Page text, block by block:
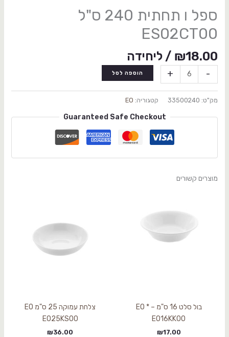
ספל ו תחתית 240 ס"ל
ES02CT00
₪18.00 / ליחידה
-
+ הוספה לסל
מק"ט: 33500240 קטגוריה: EO
Guaranteed Safe Checkout
מוצרים קשורים
בול סלט 16 ס"מ – EO *
EO16KK00
₪17.00
צלחת עמוקה 25 ס"מ EO
EO25KS00
₪36.00